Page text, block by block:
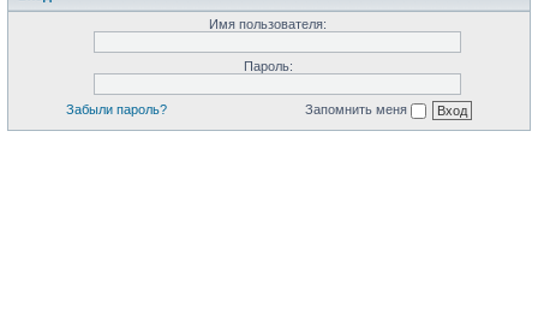
Имя пользователя:
Пароль:
Забыли пароль? Запомнить меня